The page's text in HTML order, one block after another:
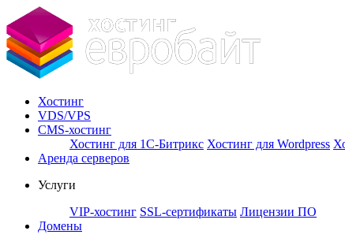
Хостинг
VDS/VPS
CMS-хостинг
Хостинг для 1С-Битрикс Хостинг для Wordpress
Аренда серверов
Услуги
VIP-хостинг SSL-сертификаты Лицензии ПО
Домены